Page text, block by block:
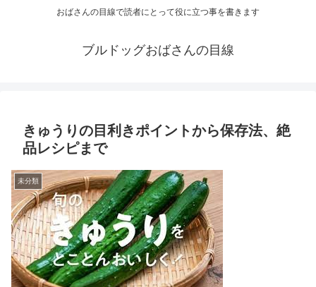
おばさんの目線で読者にとって役に立つ事を書きます
ブルドッグおばさんの目線
きゅうりの目利きポイントから保存法、絶
品レシピまで
未分類